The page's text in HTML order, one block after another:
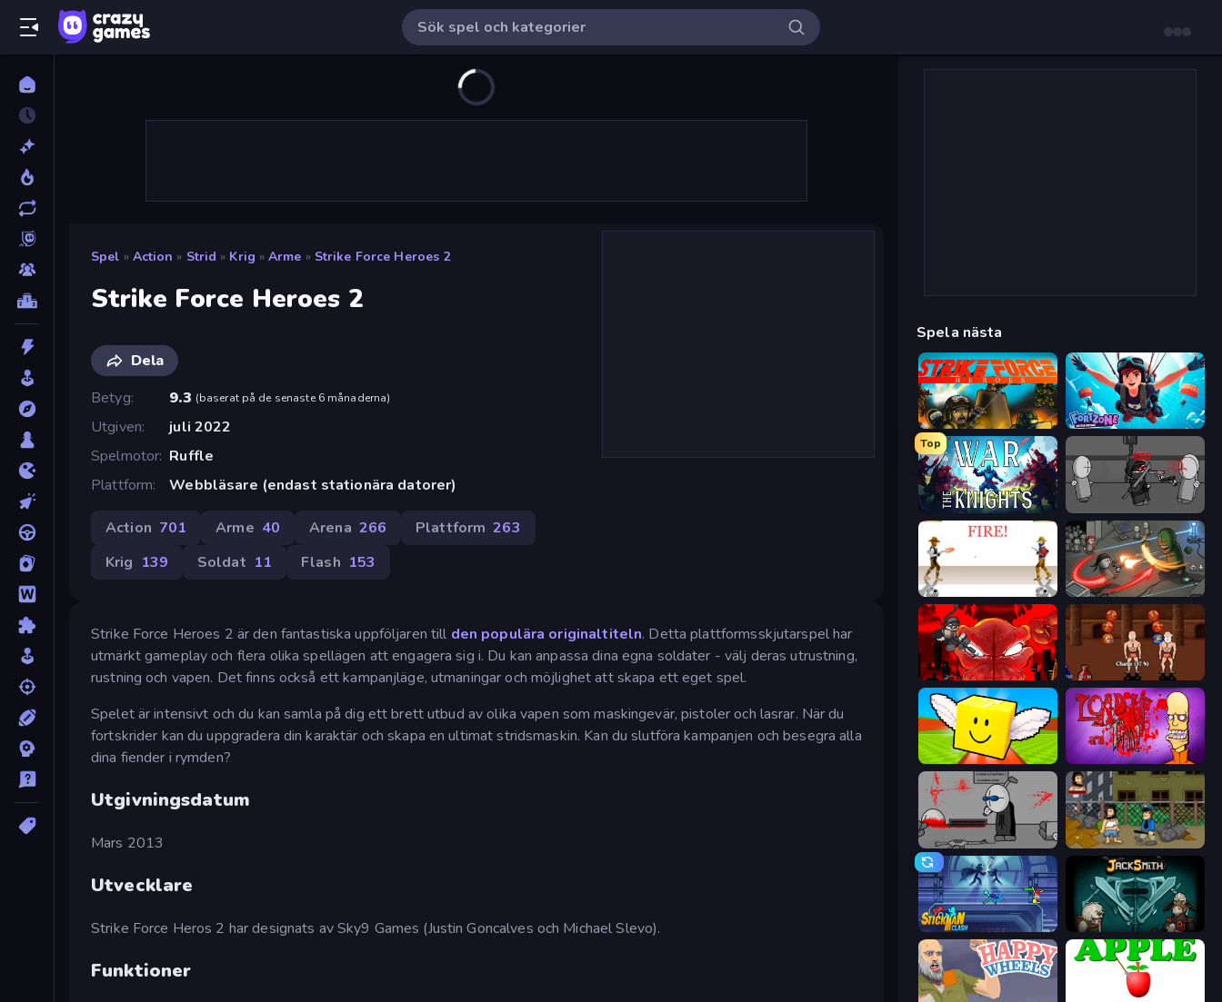
Spel » Action » Strid » Krig » Arme » Strike Force Heroes 2
Strike Force Heroes 2
Dela
Betyg
9.3 (baserat på de senaste 6 månaderna)
Utgiven
juli 2022
Spelmotor Ruffle
Plattform
Webbläsare (endast stationära datorer)
Action 701 Arme 40 Arena 266 Plattform 263
Krig 139 Soldat 11 Flash 153
Strike Force Heroes 2 är den fantastiska uppföljaren till den populära originaltiteln. Detta plattformsskjutarspel har
utmärkt gameplay och flera olika spellägen att engagera sig i. Du kan anpassa dina egna soldater - välj deras utrustning,
rustning och vapen. Det finns också ett kampanjläge, utmaningar och möjlighet att skapa ett eget spel.
Spelet är intensivt och du kan samla på dig ett brett utbud av olika vapen som maskingevär, pistoler och lasrar. När du
fortskrider kan du uppgradera din karaktär och skapa en ultimat stridsmaskin. Kan du slutföra kampanjen och besegra alla
dina fiender i rymden?
Utgivningsdatum
Mars 2013
Utvecklare
Strike Force Heros 2 har designats av Sky9 Games (Justin Goncalves och Michael Slevo).
Funktioner
Spela nästa
Strike Force Heroes Fortzone Battle Royale
Top
War the Knights Madness Project Nexus
Gunblood Madness Online
Madness Accelerant Swords and Sandals 2
Lucky Brainrot Blocks Online Load Up and Kill
Madness Deathwish Hobo
Stickman Clash Jacksmith